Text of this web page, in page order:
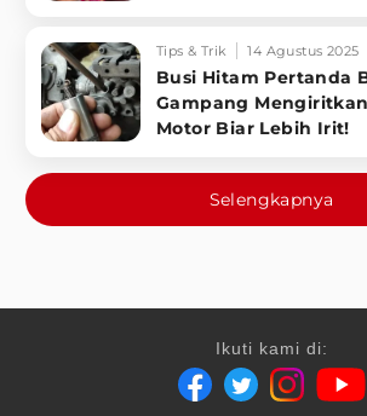
Tips & Trik 14 Agustus 2025
Busi Hitam Pertanda
Gampang
Motor Biar Lebih Irit!
Selengkapnya
Ikuti kami di: